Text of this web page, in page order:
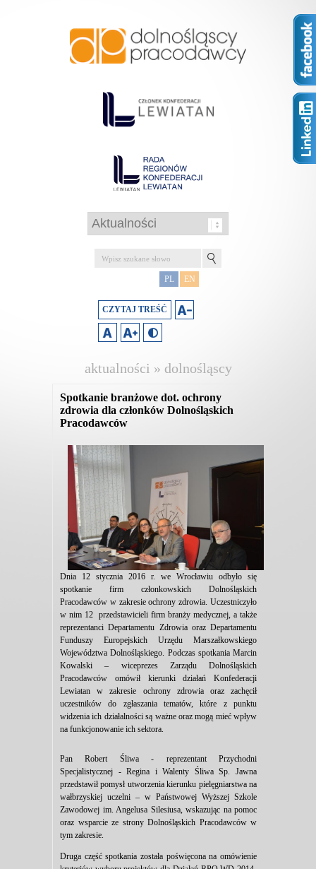
PL EN
CZYTAJ TREŚĆ
aktualności » dolnośląscy
Spotkanie branżowe dot. ochrony
zdrowia dla członków Dolnośląskich
Pracodawców
Dnia 12 stycznia 2016 r. we Wrocławiu odbyło się
spotkanie firm członkowskich Dolnośląskich
Pracodawców w zakresie ochrony zdrowia. Uczestniczyło
w nim 12 przedstawicieli firm branży medycznej, a także
reprezentanci Departamentu Zdrowia oraz Departamentu
Funduszy Europejskich Urzędu Marszałkowskiego
Województwa Dolnośląskiego. Podczas spotkania Marcin
Kowalski – wiceprezes Zarządu Dolnośląskich
Pracodawców omówił kierunki działań Konfederacji
Lewiatan w zakresie ochrony zdrowia oraz zachęcił
uczestników do zgłaszania tematów, które z punktu
widzenia ich działalności są ważne oraz mogą mieć wpływ
na funkcjonowanie ich sektora.
Pan Robert Śliwa - reprezentant Przychodni
Specjalistycznej - Regina i Walenty Śliwa Sp. Jawna
przedstawił pomysł utworzenia kierunku pielęgniarstwa na
wałbrzyskiej uczelni – w Państwowej Wyższej Szkole
Zawodowej im. Angelusa Silesiusa, wskazując na pomoc
oraz wsparcie ze strony Dolnośląskich Pracodawców w
tym zakresie.
Druga część spotkania została poświęcona na omówienie